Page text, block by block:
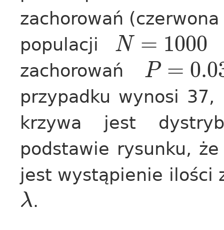
zachorowań
populacji N = 1000
zachorowań P =
przypadku wynosi
krzywa jest
podstawie rysunku,
jest wystąpienie ilości
λ.